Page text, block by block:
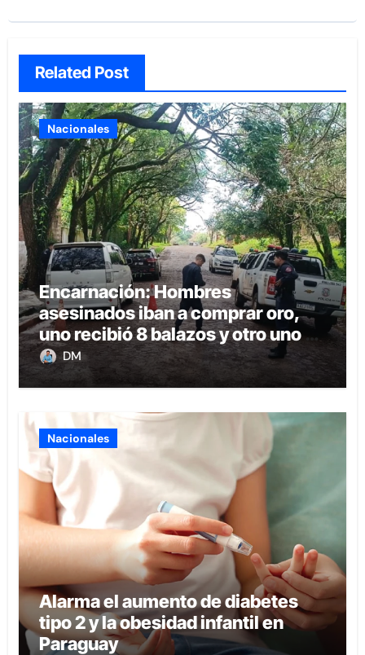
Related Post
Nacionales
Encarnación: Hombres
asesinados iban a comprar oro,
uno recibió 8 balazos y otro uno en
la boca
DM
Nacionales
Alarma el aumento de diabetes
tipo 2 y la obesidad infantil en
Paraguay